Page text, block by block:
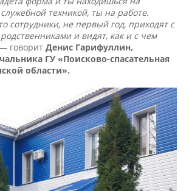
техникой, ты на работе.
сотрудники, не первый год, приходят с
и видят, как и с чем
говорит Денис Гарифуллин,
ГУ «Поисково-спасательная
области».